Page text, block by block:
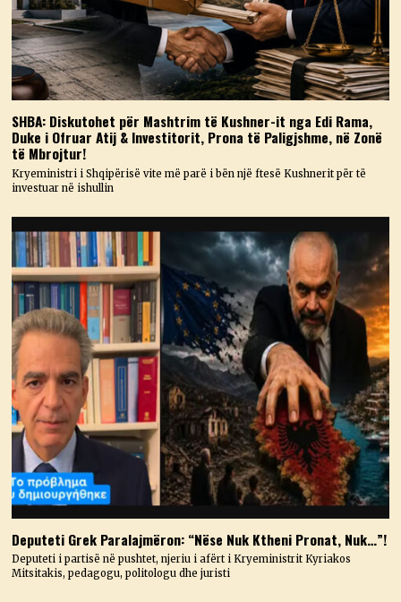
SHBA: Diskutohet për Mashtrim të Kushner-it nga Edi Rama,
Duke i Ofruar Atij & Investitorit, Prona të Paligjshme, në Zonë
të Mbrojtur!
Kryeministri i Shqipërisë vite më parë i bën një ftesë Kushnerit për të
investuar në ishullin
Deputeti Grek Paralajmëron: “Nëse Nuk Ktheni Pronat, Nuk…”!
Deputeti i partisë në pushtet, njeriu i afërt i Kryeministrit Kyriakos
Mitsitakis, pedagogu, politologu dhe juristi